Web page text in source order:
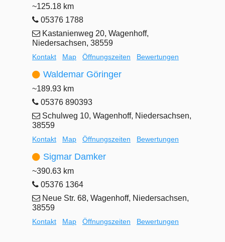
~125.18 km
05376 1788
Kastanienweg 20, Wagenhoff,
Niedersachsen, 38559
Kontakt Map Öffnungszeiten Bewertungen
Waldemar Göringer
~189.93 km
05376 890393
Schulweg 10, Wagenhoff, Niedersachsen,
38559
Kontakt Map Öffnungszeiten Bewertungen
Sigmar Damker
~390.63 km
05376 1364
Neue Str. 68, Wagenhoff, Niedersachsen,
38559
Kontakt Map Öffnungszeiten Bewertungen